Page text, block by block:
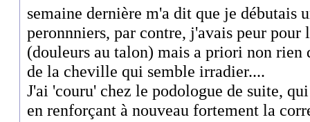
semaine dernière m'a dit que je débutais
peronnniers, par contre, j'avais peur
(douleurs au talon) mais a priori non rien
de la cheville qui semble irradier....
J'ai 'couru' chez le podologue de suite,
en renforçant à nouveau fortement la